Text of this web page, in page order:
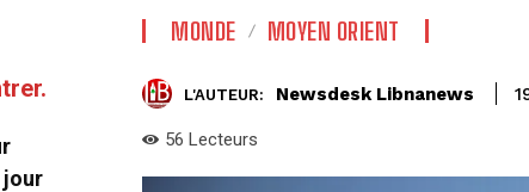
MONDE MOYEN ORIENT
L'AUTEUR: Newsdesk Libnanews
56 Lecteurs